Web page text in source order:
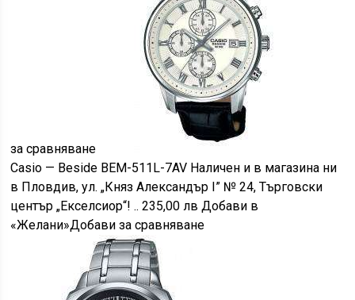
за сравняване
Casio — Beside BEM-511L-7AV Наличен и в магазина ни
в Пловдив, ул. „Княз Александър I” № 24, Търговски
център „Екселсиор“! .. 235,00 лв Добави в
«Желани»Добави за сравняване